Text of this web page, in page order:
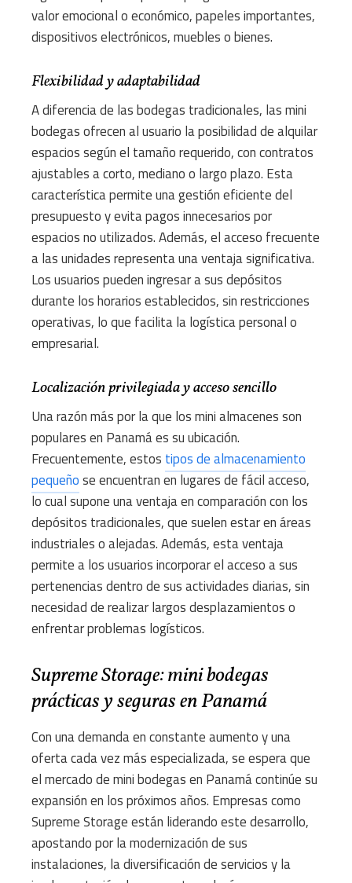
valor emocional o económico, papeles importantes,
dispositivos electrónicos, muebles o bienes.
Flexibilidad y adaptabilidad
A diferencia de las bodegas tradicionales, las mini
bodegas ofrecen al usuario la posibilidad de alquilar
espacios según el tamaño requerido, con contratos
ajustables a corto, mediano o largo plazo. Esta
característica permite una gestión eficiente del
presupuesto y evita pagos innecesarios por
espacios no utilizados. Además, el acceso frecuente
a las unidades representa una ventaja significativa.
Los usuarios pueden ingresar a sus depósitos
durante los horarios establecidos, sin restricciones
operativas, lo que facilita la logística personal o
empresarial.
Localización privilegiada y acceso sencillo
Una razón más por la que los mini almacenes son
populares en Panamá es su ubicación.
Frecuentemente, estos tipos de almacenamiento
pequeñose encuentran en lugares de fácil acceso,
lo cual supone una ventaja en comparación con los
depósitos tradicionales, que suelen estar en áreas
industriales o alejadas. Además, esta ventaja
permite a los usuarios incorporar el acceso a sus
pertenencias dentro de sus actividades diarias, sin
necesidad de realizar largos desplazamientos o
enfrentar problemas logísticos.
Supreme Storage: mini bodegas
prácticas y seguras en Panamá
Con una demanda en constante aumento y una
oferta cada vez más especializada, se espera que
el mercado de mini bodegas en Panamá continúe su
expansión en los próximos años. Empresas como
Supreme Storage están liderando este desarrollo,
apostando por la modernización de sus
instalaciones, la diversificación de servicios y la